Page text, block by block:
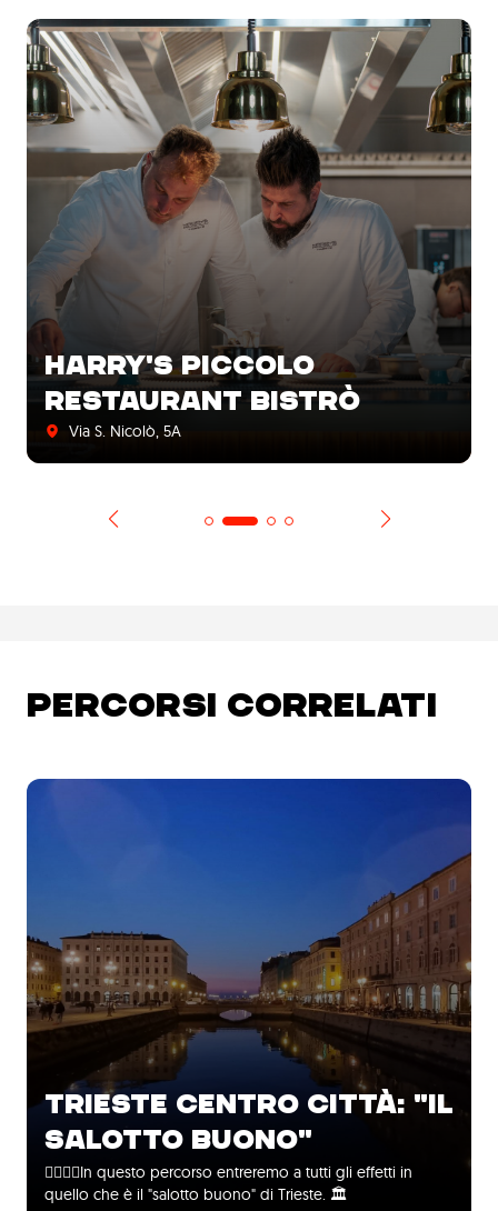
HARRY'S PICCOLO
RESTAURANT BISTRÒ
Via S. Nicolò, 5A
PERCORSI CORRELATI
TRIESTE CENTRO CITTÀ: "IL
SALOTTO BUONO"
🚶‍♀️🚶‍♂️In questo percorso entreremo a tutti gli effetti in
quello che è il "salotto buono" di Trieste. 🏛️